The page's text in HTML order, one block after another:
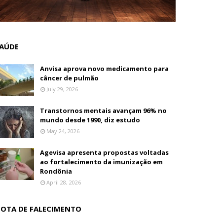
Anvisa aprova novo medicamento para
câncer de pulmão
July 29, 2026
Transtornos mentais avançam 96% no
mundo desde 1990, diz estudo
May 24, 2026
Agevisa apresenta propostas voltadas
ao fortalecimento da imunização em
Rondônia
April 28, 2026
DE FALECIMENTO